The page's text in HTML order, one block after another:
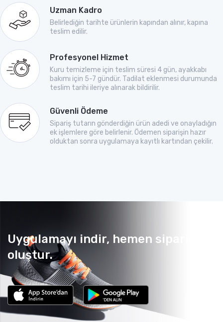
Uzman Kadro
Belirlediğin tarihte ürünlerin kapından alınır, kapına
teslim edilir.
Profesyonel Hizmet
Kuru temizleme için teslim süresi 4 gün, ayakkabı
bakımı için 5-7 gündür. Tadilat eklenmesi durumunda
teslim tarihi ileriye alınarak bildirilir.
Güvenli Ödeme
Sipariş tutarın gönderdiğin ürün adedi ve onayladığın
ek işlemlere göre belirlenir. Ödemen siparişin hazır
olduktan sonra uygulamaya kayıtlı kartından çekilir.
Uygulamayı indir, hemen sipariş
oluştur.